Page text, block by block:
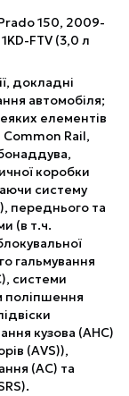
150, 2009-
FTV (3,0 л
докладні
автомобіля;
елементів
Common Rail,
коробки
систему
переднього та
(в т.ч.
гальмування
системи
поліпшення
кузова (АНС)
(AVS)),
(АС) та